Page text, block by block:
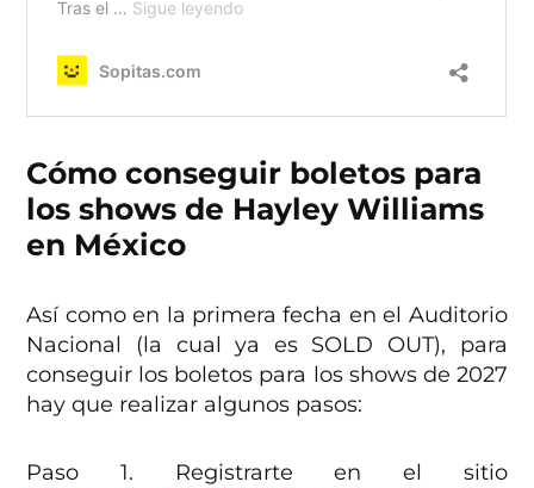
Cómo conseguir boletos para
los shows de Hayley Williams
en México
Así como en la primera fecha en el Auditorio
Nacional (la cual ya es SOLD OUT), para
conseguir los boletos para los shows de 2027
hay que realizar algunos pasos:
Paso 1. Registrarte en el sitio